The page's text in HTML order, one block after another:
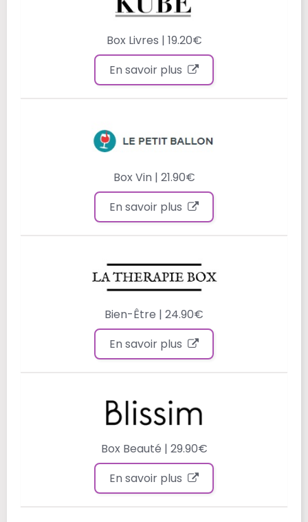
Box Livres | 19.20€
En savoir plus
Box Vin | 21.90€
En savoir plus
Bien-Être | 24.90€
En savoir plus
Box Beauté | 29.90€
En savoir plus